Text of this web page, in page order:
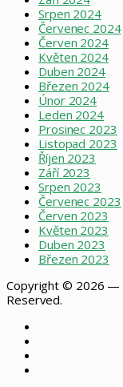
Srpen 2024
Červenec 2024
Červen 2024
Květen 2024
Duben 2024
Březen 2024
Únor 2024
Leden 2024
Prosinec 2023
Listopad 2023
Říjen 2023
Září 2023
Srpen 2023
Červenec 2023
Červen 2023
Květen 2023
Duben 2023
Březen 2023
Copyright © 2026 —
Reserved.